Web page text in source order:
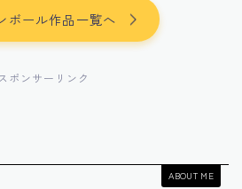
ボール作品一覧へ
スポンサーリンク
ABOUT ME